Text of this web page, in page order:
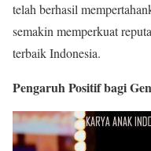
telah berhasil
semakin memperkuat
terbaik Indonesia.
Pengaruh Positif bagi